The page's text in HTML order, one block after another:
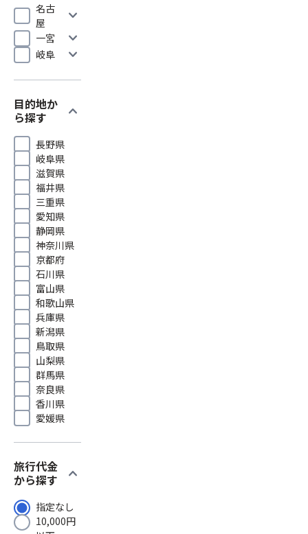
名古
屋
expand_more
一宮 expand_more
岐阜 expand_more
目的地か
ら探す
expand_more
長野県
岐阜県
滋賀県
福井県
三重県
愛知県
静岡県
神奈川県
京都府
石川県
富山県
和歌山県
兵庫県
新潟県
鳥取県
山梨県
群馬県
奈良県
香川県
愛媛県
旅行代金
から探す
expand_more
指定なし
10,000円